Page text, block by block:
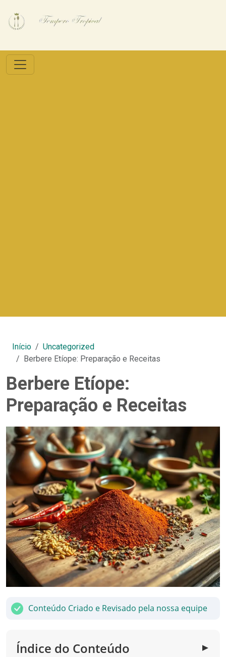
Início
Uncategorized
Berbere Etíope: Preparação e Receitas
Berbere Etíope:
Preparação e Receitas
Conteúdo Criado e Revisado pela nossa equipe
Índice do Conteúdo ▼